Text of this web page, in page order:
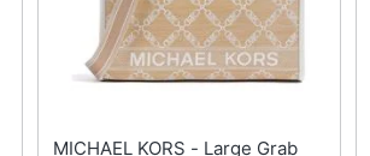
MICHAEL KORS - Large Grab